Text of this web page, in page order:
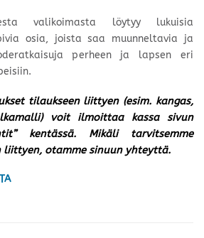
valikoimasta löytyy lukuisia
osia, joista saa muunneltavia ja
perheen ja lapsen eri
tilaukseen liittyen (esim. kangas,
voit ilmoittaa kassa sivun
kentässä. Mikäli tarvitsemme
otamme sinuun yhteyttä.